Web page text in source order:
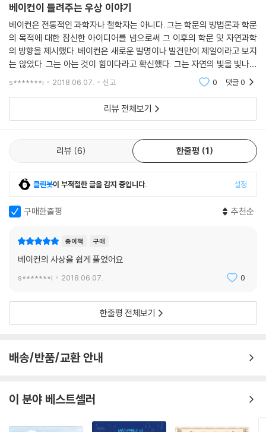
베이컨이 들려주는 우상 이야기
베이컨은 전통적인 과학자나 철학자는 아니다. 그는 학문의 방법론과 학문
의 목적에 대한 참신한 아이디어를 냄으로써 그 이후의 학문 및 자연과학
의 방향을 제시했다. 베이컨은 새로운 발명이나 발견만이 제일이라고 보지
는 않았다. 그는 아는 것이 힘이다라고 확신했다. 그는 자연의 빛을 빛나게
해야 한다고 역설했다. 자연의 빛이란 바로 자연에 관한 지식이다. 자연에
s*******i 2018.06.07. 신고 0 댓글0
리뷰 전체보기
리뷰 6 한줄평 1
클린봇이 부적절한 글을 감지 중입니다. 설정
구매한줄평 추천순
종이책 구매
베이컨의 사상을 쉽게 풀었어요
s*******i 2018.06.07. 0
한줄평 전체보기
배송/반품/교환 안내
이 분야 베스트셀러